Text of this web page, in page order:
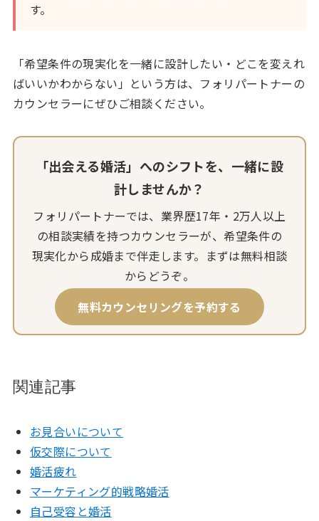
す。
「希望条件の現実化を一緒に設計したい・どこを変えれ
ばいいかわからない」という方は、フォリパートナーの
カウンセラーにぜひご相談ください。
「出会える婚活」へのシフトを、一緒に設
計しませんか？
フォリパートナーでは、業界歴17年・2万人以上
の相談実績を持つカウンセラーが、希望条件の
現実化から成婚まで伴走します。まずは無料相談
からどうぞ。
無料カウンセリングを予約する
関連記事
お見合いについて
仮交際について
婚活疲れ
マーケティング的戦略婚活
自己受容と婚活